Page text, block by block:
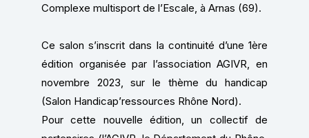
Complexe multisport de l’Escale, à Arnas (69).
Ce salon s’inscrit dans la continuité d’une 1ère
édition organisée par l’association AGIVR, en
novembre 2023, sur le thème du handicap
(Salon Handicap’ressources Rhône Nord).
Pour cette nouvelle édition, un collectif de